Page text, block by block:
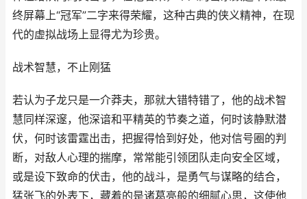
终屏幕上“冠军”二字来得荣耀，这种古典的侠义精神，在现
代的虚拟战场上显得尤为珍贵。
战术智慧，不止刚猛
若认为子龙只是一介莽夫，那就大错特错了，他的战术智
慧同样深邃，他深谙和平精英的节奏之道，何时该静默潜
伏，何时该雷霆出击，把握得恰到好处，他对信号圈的判
断，对敌人心理的揣摩，常常能引领团队走向安全区域，
或是设下致命的伏击，他的战斗，是勇气与谋略的结合，
猛张飞的外表下，藏着的是诸葛亮般的细腻心思，这使他